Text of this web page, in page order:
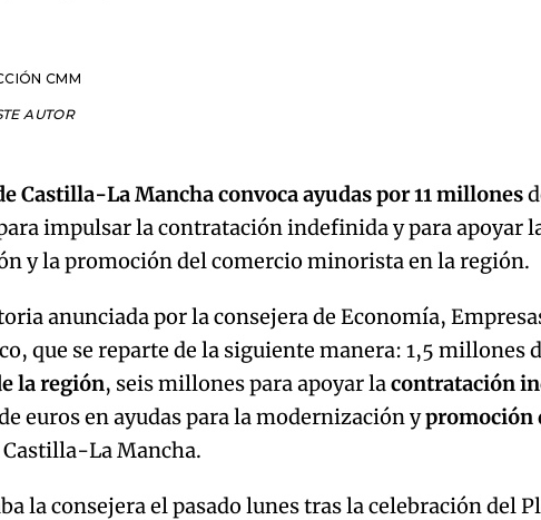
CMM
AUTOR
Castilla-La Mancha convoca ayudas por 11 millones
impulsar la contratación indefinida y para apoyar
y la promoción del comercio minorista en la región.
anunciada por la consejera de Economía,
que se reparte de la siguiente manera: 1,5 millones
la región, seis millones para apoyar lacontratación
euros en ayudas para la modernización ypromoción
Castilla-La Mancha.
la consejera el pasado lunes tras la celebración del